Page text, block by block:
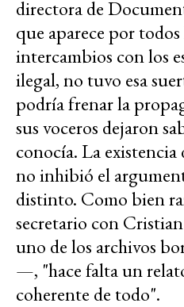
directora de
que aparece por
intercambios con los
ilegal, no tuvo esa
podría frenar la
sus voceros dejaron
conocía. La
no inhibió el
distinto. Como bien
secretario con
uno de los archivos
—, "hace falta un
coherente de todo".